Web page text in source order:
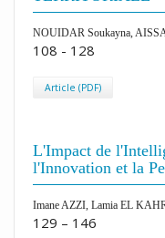
NOUIDAR Soukayna,
108 - 128
Article (PDF)
L'Impact de
l'Innovation et la
Imane AZZI, Lamia EL
129 – 146